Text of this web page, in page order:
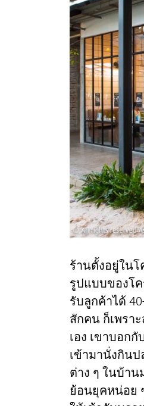
ร้านตั้งอยู่ในโ
รูปแบบของโ
รับลูกค้าได้
สักคน ก็เพรา
เอง เขาบอก
เข้ามานั่งกิน
ต่าง ๆ ในบ้าน
ย้อนยุคหน่อย